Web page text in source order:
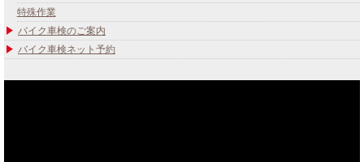
特殊作業
バイク車検のご案内
バイク車検ネット予約